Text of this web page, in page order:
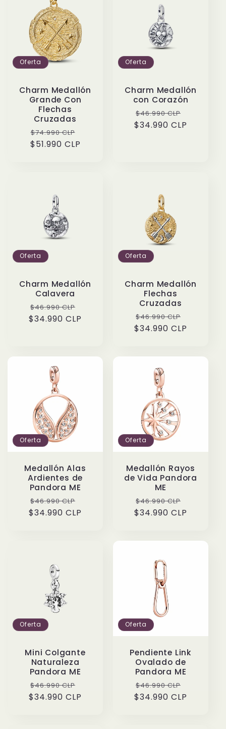
Oferta
Charm Medallón
Grande Con
Flechas
Cruzadas
Precio
habitual
$74.990 CLP
$51.990 CLP
Oferta
Charm Medallón
con Corazón
Precio
habitual
$46.990 CLP
de
$34.990 CLP
Oferta
Charm Medallón
Calavera
Precio
habitual
$46.990 CLP
de
$34.990 CLP
Oferta
Charm Medallón
Flechas
Cruzadas
Precio
habitual
$46.990 CLP
de
$34.990 CLP
Oferta
Medallón Alas
Ardientes de
Pandora ME
Precio
habitual
$46.990 CLP
de
$34.990 CLP
Oferta
Medallón Rayos
de Vida Pandora
ME
Precio
habitual
$46.990 CLP
de
$34.990 CLP
Oferta
Mini Colgante
Naturaleza
Pandora ME
Precio
habitual
$46.990 CLP
de
$34.990 CLP
Oferta
Pendiente Link
Ovalado de
Pandora ME
Precio
habitual
$46.990 CLP
de
$34.990 CLP